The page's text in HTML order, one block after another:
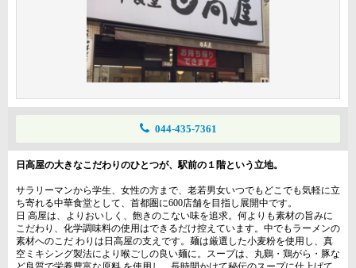
044-435-7361
日高屋の大きなこだわりのひとつが、駅前の１階という立地。
サラリーマンから学生、女性の方まで、老若男女いつでもどこでも気軽に立
ち寄れる中華食堂として、首都圏に600店舗を目指し展開中です。
日 高屋は、よりおいしく、飽きのこない味を追求。何よりも素材の旨みに
こだわり、化学調味料の使用はできるだけ控えています。中でもラーメンの
素材へのこだ わりは日高屋の支えです。麺は厳選した小麦粉を使用し、真
空ミキシング製法により喉ごしの良い麺に。スープは、丸鷄・鶏がら・豚な